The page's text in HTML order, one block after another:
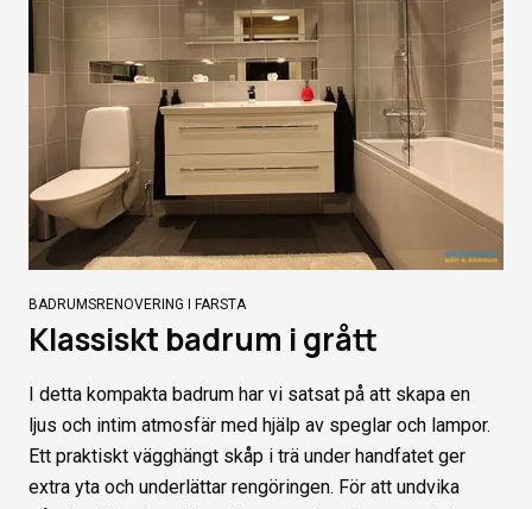
BADRUMSRENOVERING I FARSTA
Klassiskt badrum i grått
I detta kompakta badrum har vi satsat på att skapa en
ljus och intim atmosfär med hjälp av speglar och lampor.
Ett praktiskt vägghängt skåp i trä under handfatet ger
extra yta och underlättar rengöringen. För att undvika